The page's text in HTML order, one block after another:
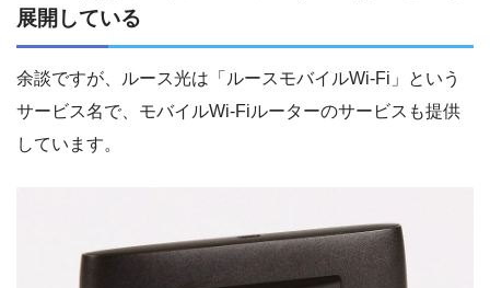
展開している
余談ですが、ルース光は「ルースモバイルWi-Fi」という
サービス名で、モバイルWi-Fiルーターのサービスも提供
しています。